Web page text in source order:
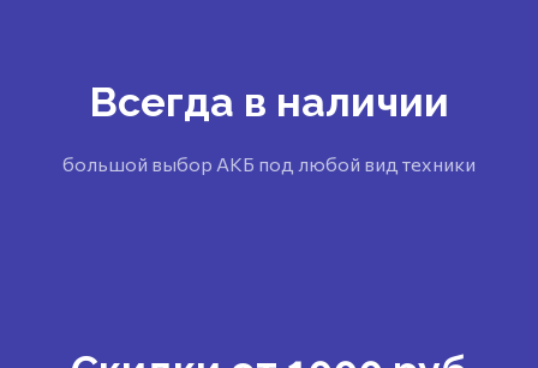
Всегда в наличии
большой выбор АКБ под любой вид техники